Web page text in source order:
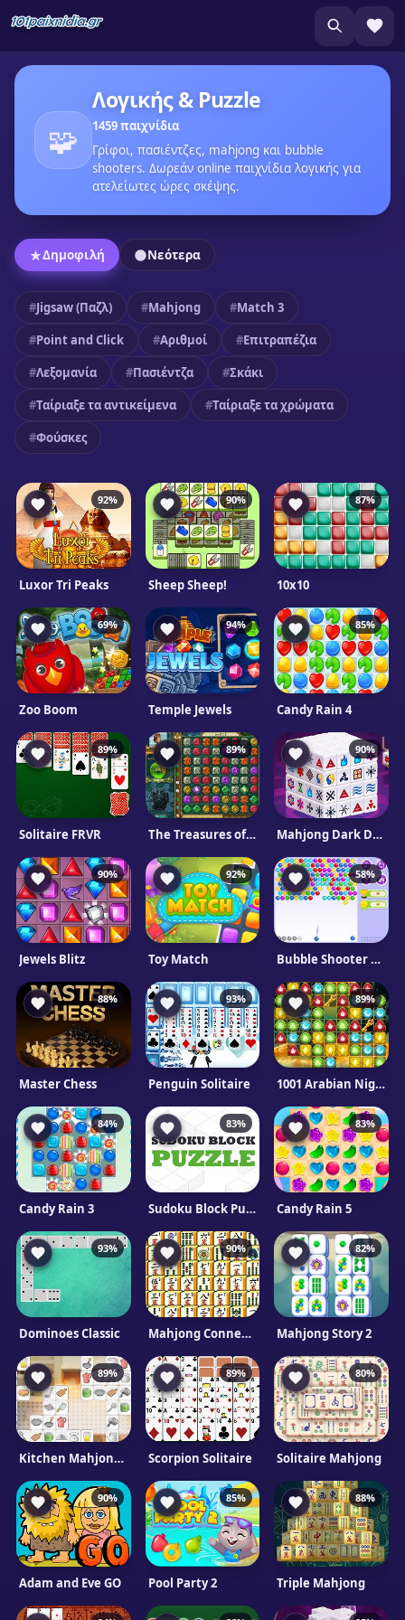
🧩
Λογικής & Puzzle
1459 παιχνίδια
Γρίφοι, πασιέντζες, mahjong και bubble
shooters. Δωρεάν online παιχνίδια λογικής για
ατελείωτες ώρες σκέψης.
Δημοφιλή Νεότερα
Jigsaw (Παζλ) Mahjong
Match 3
Point and Click
Αριθμοί
Επιτραπέζια
Λεξομανία
Πασιέντζα
Σκάκι
Ταίριαξε τα αντικείμενα
Ταίριαξε τα χρώματα
Φούσκες
92%
Luxor Tri Peaks
90%
Sheep Sheep!
87%
10x10
69%
Zoo Boom
94%
Temple Jewels
85%
Candy Rain 4
89%
Solitaire FRVR
89%
The Treasures of Montezuma 2
90%
Mahjong Dark Dimensions
90%
Jewels Blitz
92%
Toy Match
58%
Bubble Shooter Classic
88%
Master Chess
93%
Penguin Solitaire
89%
1001 Arabian Nights 5
84%
Candy Rain 3
83%
Sudoku Block Puzzle
83%
Candy Rain 5
93%
Dominoes Classic
90%
Mahjong Connect Deluxe 2
82%
Mahjong Story 2
89%
Kitchen Mahjong Classic
89%
Scorpion Solitaire
80%
Solitaire Mahjong
90%
Adam and Eve GO
85%
Pool Party 2
88%
Triple Mahjong